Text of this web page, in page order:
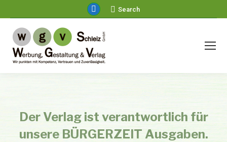
Facebook
opens
new
window
Search:
Search
Der Verlag ist verantwortlich für
unsere BÜRGERZEIT Ausgaben.